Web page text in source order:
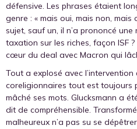
défensive. Les phrases étaient
genre : « mais oui, mais non, mais
sujet, sauf un, il n’a prononcé
taxation sur les riches, façon ISF ?
cœur du deal avec Macron qui
Tout a explosé avec l’intervention
coreligionnaires tout est toujours
mâché ses mots. Glucksmann a
dit de compréhensible.
malheureux n’a pas su se